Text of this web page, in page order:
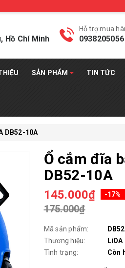
Hồ Chí Minh
Hỗ trợ mua
0938205056
SẢN PHẨM TIN TỨC
DB52-10A
Ổ cắm đĩa
DB52-10A
145.000₫ -17%
175.000₫
Mã sản phẩm:
Thương hiệu:
LiOA
Tình trạng:
Còn